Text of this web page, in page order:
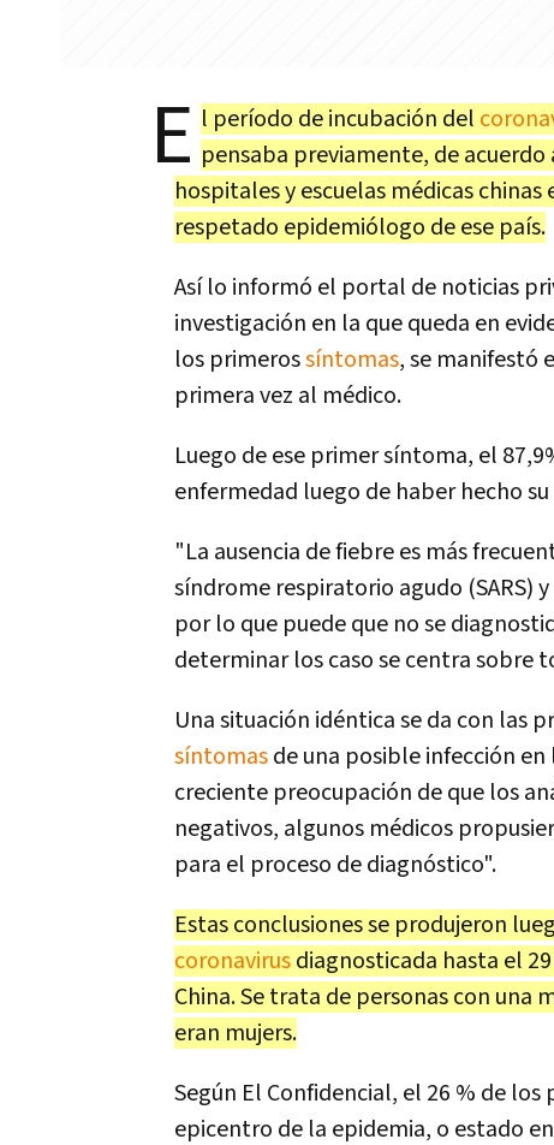
E l período de incubación del
pensaba previamente, de
hospitales y escuelas médicas
respetado epidemiólogo de ese país.
Así lo informó el portal de noticias
investigación en la que queda en
los primerossíntomas, se manifestó
primera vez al médico.
Luego de ese primer síntoma, el
enfermedad luego de haber hecho
"La ausencia de fiebre es más
síndrome respiratorio agudo (SARS)
por lo que puede que no se
determinar los caso se centra sobre
Una situación idéntica se da con las
síntomasde una posible infección
creciente preocupación de que los
negativos, algunos médicos
para el proceso de diagnóstico".
Estas conclusiones se produjeron
coronavirusdiagnosticada hasta el
China. Se trata de personas con una
eran mujers.
Según El Confidencial, el 26 % de
epicentro de la epidemia, o estado